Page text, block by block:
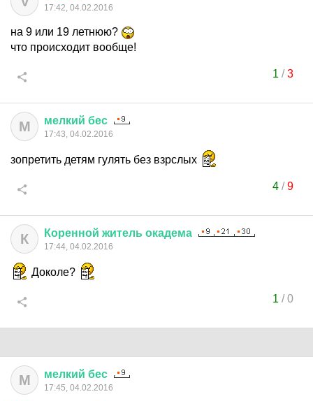
17:42, 04.02.2016
на 9 или 19 летнюю?
что происходит вообще!
1 /3
М мелкий бес
17:43, 04.02.2016
зопретить детям гулять без взрслых
4/9
К Коренной житель окадема
17:44, 04.02.2016
Доколе?
1 /0
М мелкий бес
17:45, 04.02.2016